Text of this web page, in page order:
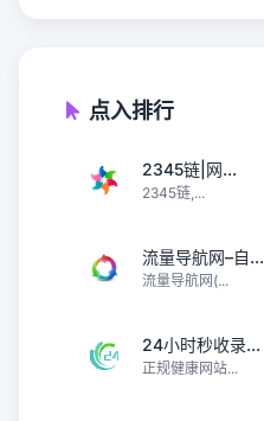
点入排行
2345链|网...
2345链,...
流量导航网–自...
流量导航网(...
24小时秒收录...
正规健康网站...